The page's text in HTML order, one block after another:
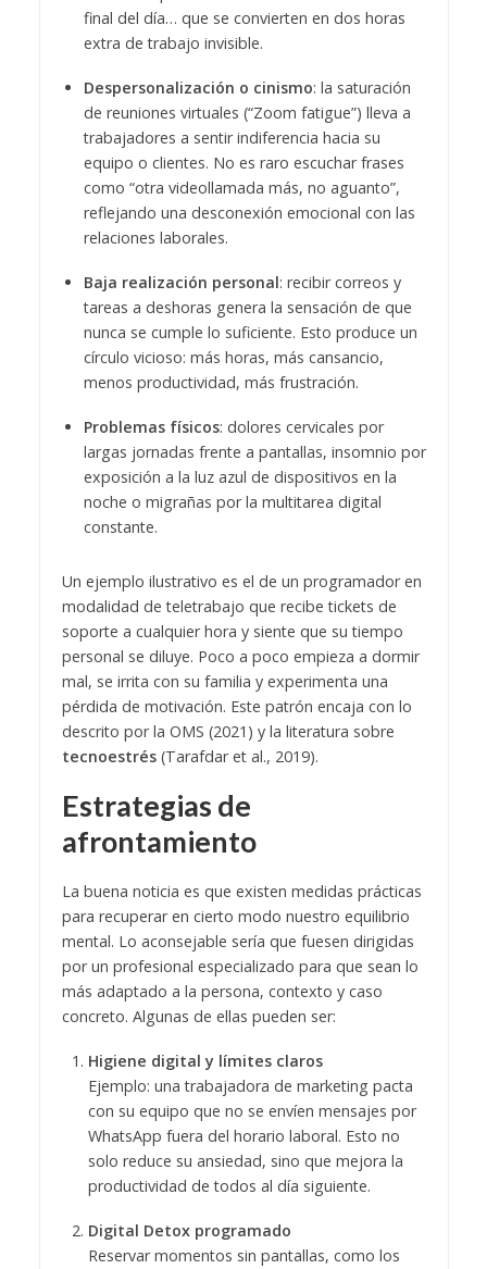
final del día… que se convierten en dos horas
extra de trabajo invisible.
Despersonalización o cinismo: la saturación
de reuniones virtuales (“Zoom fatigue”) lleva a
trabajadores a sentir indiferencia hacia su
equipo o clientes. No es raro escuchar frases
como “otra videollamada más, no aguanto”,
reflejando una desconexión emocional con las
relaciones laborales.
Baja realización personal: recibir correos y
tareas a deshoras genera la sensación de que
nunca se cumple lo suficiente. Esto produce un
círculo vicioso: más horas, más cansancio,
menos productividad, más frustración.
Problemas físicos: dolores cervicales por
largas jornadas frente a pantallas, insomnio por
exposición a la luz azul de dispositivos en la
noche o migrañas por la multitarea digital
constante.
Un ejemplo ilustrativo es el de un programador en
modalidad de teletrabajo que recibe tickets de
soporte a cualquier hora y siente que su tiempo
personal se diluye. Poco a poco empieza a dormir
mal, se irrita con su familia y experimenta una
pérdida de motivación. Este patrón encaja con lo
descrito por la OMS (2021) y la literatura sobre
tecnoestrés(Tarafdar et al., 2019).
Estrategias de
afrontamiento
La buena noticia es que existen medidas prácticas
para recuperar en cierto modo nuestro equilibrio
mental. Lo aconsejable sería que fuesen dirigidas
por un profesional especializado para que sean lo
más adaptado a la persona, contexto y caso
concreto. Algunas de ellas pueden ser:
Higiene digital y límites claros
Ejemplo: una trabajadora de marketing pacta
con su equipo que no se envíen mensajes por
WhatsApp fuera del horario laboral. Esto no
solo reduce su ansiedad, sino que mejora la
productividad de todos al día siguiente.
Digital Detox programado
Reservar momentos sin pantallas, como los